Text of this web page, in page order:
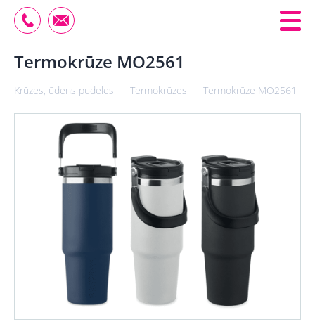
Termokrūze MO2561
Krūzes, ūdens pudeles Termokrūzes Termokrūze MO2561